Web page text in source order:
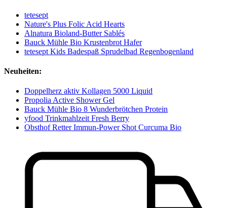
tetesept
Nature's Plus Folic Acid Hearts
Alnatura Bioland-Butter Sablés
Bauck Mühle Bio Krustenbrot Hafer
tetesept Kids Badespaß Sprudelbad Regenbogenland
Neuheiten:
Doppelherz aktiv Kollagen 5000 Liquid
Propolia Active Shower Gel
Bauck Mühle Bio 8 Wunderbrötchen Protein
yfood Trinkmahlzeit Fresh Berry
Obsthof Retter Immun-Power Shot Curcuma Bio